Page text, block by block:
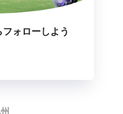
ォローしよう